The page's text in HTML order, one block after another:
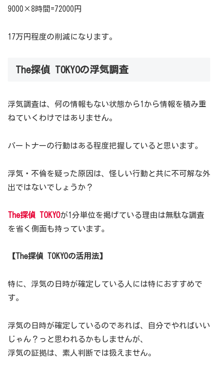
9000×8時間=72000円
17万円程度の削減になります。
The探偵 TOKYOの浮気調査
浮気調査は、何の情報もない状態から1から情報を積み重
ねていくわけではありません。
パートナーの行動はある程度把握していると思います。
浮気・不倫を疑った原因は、怪しい行動と共に不可解な外
出ではないでしょうか？
The探偵 TOKYOが1分単位を掲げている理由は無駄な調査
を省く側面も持っています。
【The探偵 TOKYOの活用法】
特に、浮気の日時が確定している人には特におすすめで
す。
浮気の日時が確定しているのであれば、自分でやればいい
じゃん？っと思われるかもしませんが、
浮気の証拠は、素人判断では扱えません。